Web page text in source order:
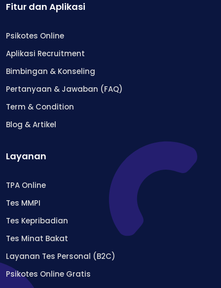
Fitur dan Aplikasi
Psikotes Online
Aplikasi Recruitment
Bimbingan & Konseling
Pertanyaan & Jawaban (FAQ)
Term & Condition
Blog & Artikel
Layanan
TPA Online
Tes MMPI
Tes Kepribadian
Tes Minat Bakat
Layanan Tes Personal (B2C)
Psikotes Online Gratis